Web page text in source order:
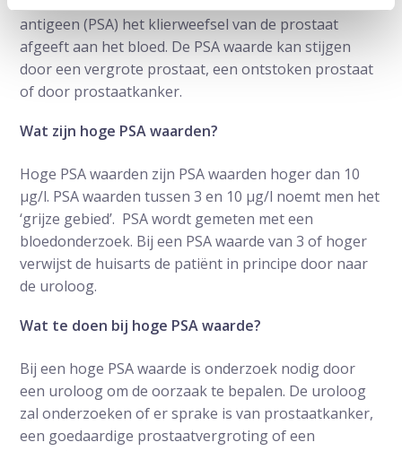
antigeen (PSA) het klierweefsel van de prostaat
afgeeft aan het bloed. De PSA waarde kan stijgen
door een vergrote prostaat, een ontstoken prostaat
of door prostaatkanker.
Wat zijn hoge PSA waarden?
Hoge PSA waarden zijn PSA waarden hoger dan 10
µg/l. PSA waarden tussen 3 en 10 µg/l noemt men het
‘grijze gebied’. PSA wordt gemeten met een
bloedonderzoek. Bij een PSA waarde van 3 of hoger
verwijst de huisarts de patiënt in principe door naar
de uroloog.
Wat te doen bij hoge PSA waarde?
Bij een hoge PSA waarde is onderzoek nodig door
een uroloog om de oorzaak te bepalen. De uroloog
zal onderzoeken of er sprake is van prostaatkanker,
een goedaardige prostaatvergroting of een